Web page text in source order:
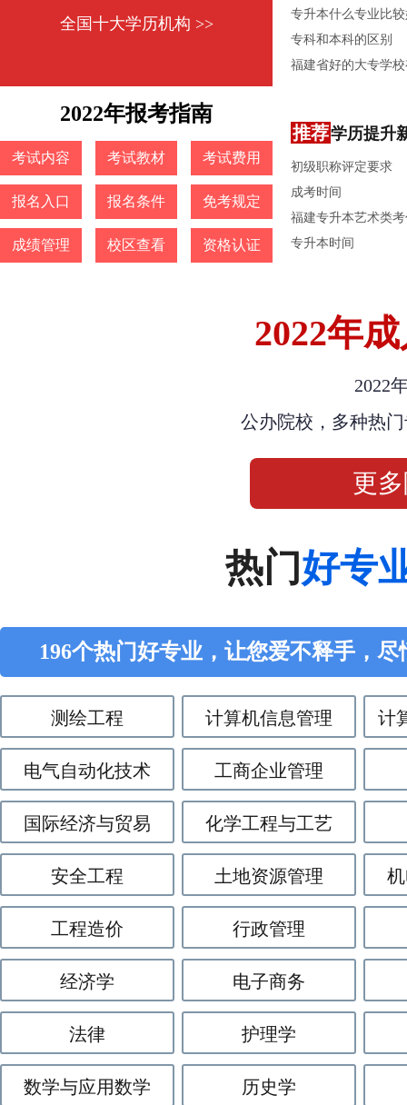
全国十大学历机构 >>
专升本什么专业比
专科和本科的区别
福建省好的大专学
2022年报考指南
考试内容 考试教材 考试费用
报名入口 报名条件 免考规定
成绩管理 校区查看 资格认证
推荐学历提升
初级职称评定要求
成考时间
福建专升本艺术类
专升本时间
2022年
2022
公办院校，多种热
更
热门好专
196个热门好专业，让您爱不释手，
测绘工程 计算机信息管理 计
电气自动化技术 工商企业管理
国际经济与贸易 化学工程与工艺
安全工程 土地资源管理
工程造价 行政管理
经济学 电子商务
法律 护理学
数学与应用数学 历史学